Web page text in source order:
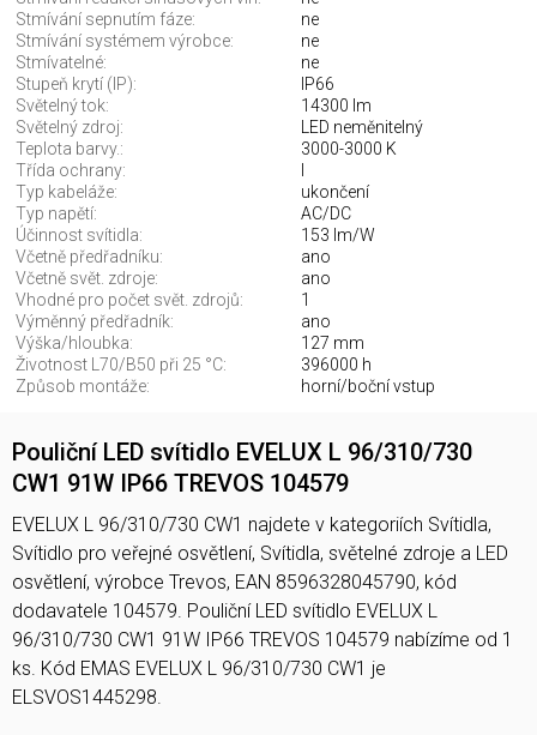
Stmívání sepnutím fáze:
ne
Stmívání systémem výrobce:
ne
Stmívatelné:
ne
Stupeň krytí (IP):
IP66
Světelný tok:
14300 lm
Světelný zdroj:
LED neměnitelný
Teplota barvy.:
3000-3000 K
Třída ochrany:
Typ kabeláže:
ukončení
Typ napětí:
AC/DC
Účinnost svítidla:
153 lm/W
Včetně předřadníku:
ano
Včetně svět. zdroje:
ano
Vhodné pro počet svět. zdrojů:
1
Výměnný předřadník:
ano
Výška/hloubka:
127 mm
Životnost L70/B50 při 25 °C:
396000 h
Způsob montáže:
horní/boční vstup
Pouliční LED svítidlo EVELUX L 96/310/730
CW1 91W IP66 TREVOS 104579
EVELUX L 96/310/730 CW1 najdete v kategoriích Svítidla,
Svítidlo pro veřejné osvětlení, Svítidla, světelné zdroje a LED
osvětlení, výrobce Trevos, EAN 8596328045790, kód
dodavatele 104579. Pouliční LED svítidlo EVELUX L
96/310/730 CW1 91W IP66 TREVOS 104579 nabízíme od 1
ks. Kód EMAS EVELUX L 96/310/730 CW1 je
ELSVOS1445298.